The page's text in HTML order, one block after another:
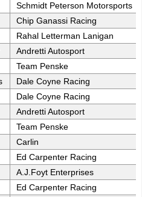
Schmidt Peterson Motorsports
Chip Ganassi Racing
Rahal Letterman Lanigan
Andretti Autosport
Team Penske
Dale Coyne Racing
Dale Coyne Racing
Andretti Autosport
Team Penske
Carlin
Ed Carpenter Racing
A.J.Foyt Enterprises
Ed Carpenter Racing